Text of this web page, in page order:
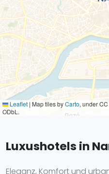
Leaflet | Map tiles byCarto, under
ODbL.
Luxushotels in
Eleganz, Komfort und